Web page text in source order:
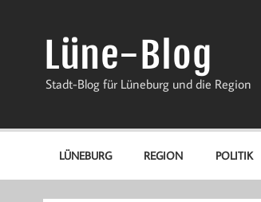
Lüne-Blog
Stadt-Blog für Lüneburg und die Region
LÜNEBURG REGION POLITIK